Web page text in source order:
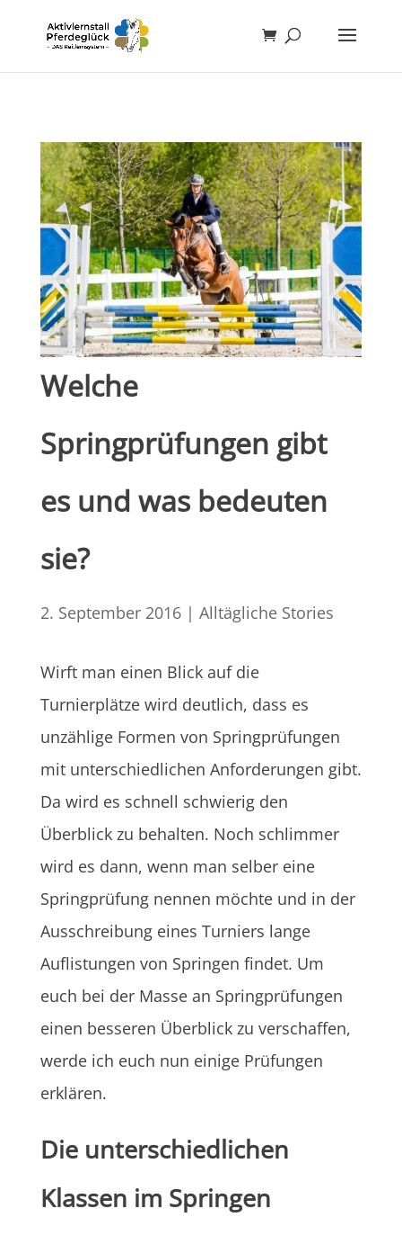
Welche
Springprüfungen gibt
es und was bedeuten
sie?
2. September 2016| Alltägliche Stories
Wirft man einen Blick auf die
Turnierplätze wird deutlich, dass es
unzählige Formen von Springprüfungen
mit unterschiedlichen Anforderungen gibt.
Da wird es schnell schwierig den
Überblick zu behalten. Noch schlimmer
wird es dann, wenn man selber eine
Springprüfung nennen möchte und in der
Ausschreibung eines Turniers lange
Auflistungen von Springen findet. Um
euch bei der Masse an Springprüfungen
einen besseren Überblick zu verschaffen,
werde ich euch nun einige Prüfungen
erklären.
Die unterschiedlichen
Klassen im Springen